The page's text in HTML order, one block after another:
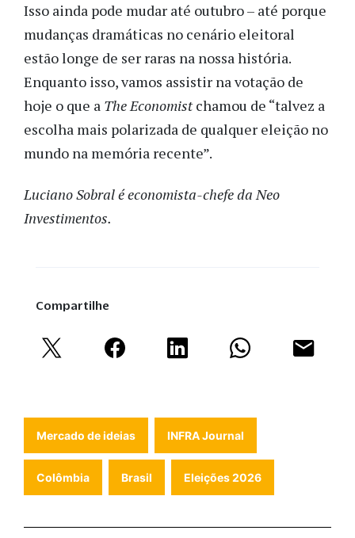
Isso ainda pode mudar até outubro – até porque
mudanças dramáticas no cenário eleitoral
estão longe de ser raras na nossa história.
Enquanto isso, vamos assistir na votação de
hoje o que a The Economistchamou de “talvez a
escolha mais polarizada de qualquer eleição no
mundo na memória recente”.
Luciano Sobral é economista-chefe da Neo
Investimentos.
Compartilhe
Mercado de ideias INFRA Journal
Colômbia Brasil Eleições 2026